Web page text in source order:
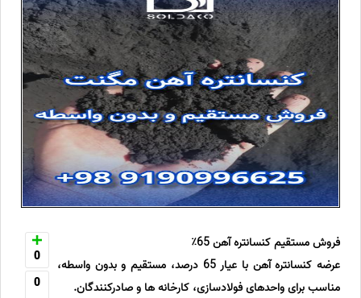
0
0
فروش مستقیم کنسانتره آهن 65٪
عرضه کنسانتره آهن با عیار 65 درصد، مستقیم و بدون واسطه،
مناسب برای واحدهای فولادسازی، کارخانه ها و صادرکنندگان.